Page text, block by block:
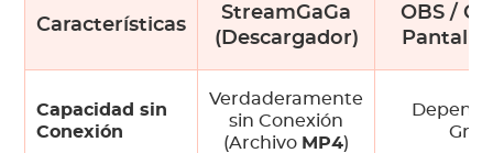
Características
StreamGaGa
(Descargador)
OBS /
Pantalla
Capacidad sin
Conexión
Verdaderamente
sin Conexión
(Archivo MP4)